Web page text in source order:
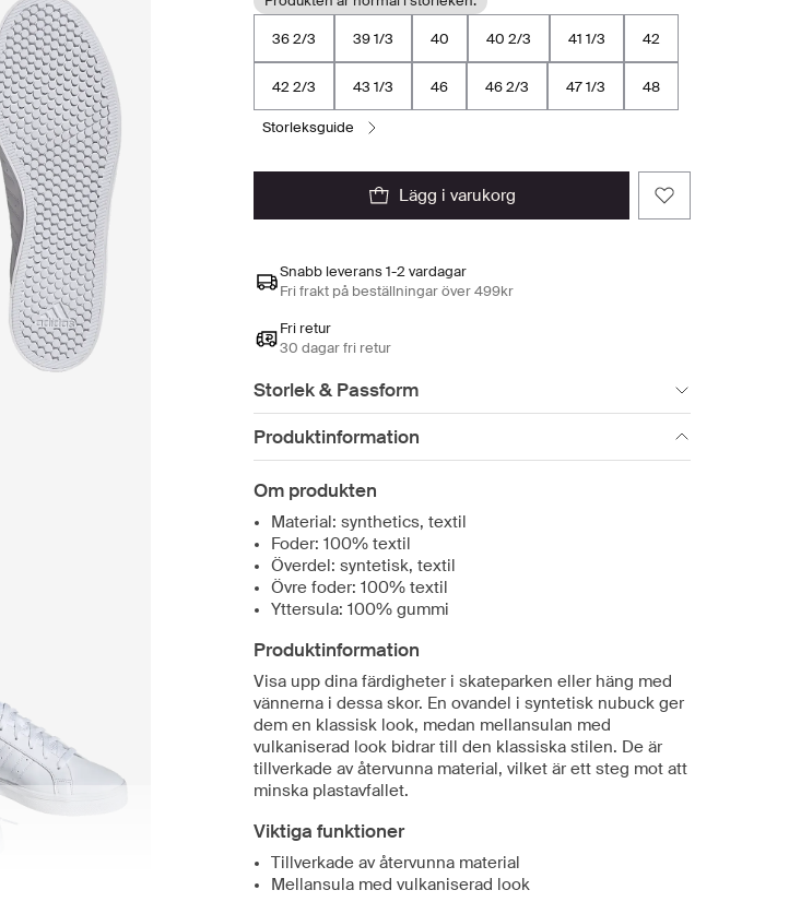
36 2/3 39 1/3 40 40 2/3 41 1/3 42
42 2/3 43 1/3 46 46 2/3 47 1/3 48
storleksguide
lägg i varukorg
Snabb leverans 1-2 vardagar
Fri frakt på beställningar över 499kr
Fri retur
30 dagar fri retur
Storlek & Passform
Produktinformation
Om produkten
Material: synthetics, textil
Foder: 100% textil
Överdel: syntetisk, textil
Övre foder: 100% textil
Yttersula: 100% gummi
Produktinformation
Visa upp dina färdigheter i skateparken eller häng med
vännerna i dessa skor. En ovandel i syntetisk nubuck ger
dem en klassisk look, medan mellansulan med
vulkaniserad look bidrar till den klassiska stilen. De är
tillverkade av återvunna material, vilket är ett steg mot att
minska plastavfallet.
Viktiga funktioner
Tillverkade av återvunna material
Mellansula med vulkaniserad look